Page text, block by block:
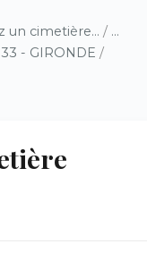
un cimetière... / ...
33 - GIRONDE /